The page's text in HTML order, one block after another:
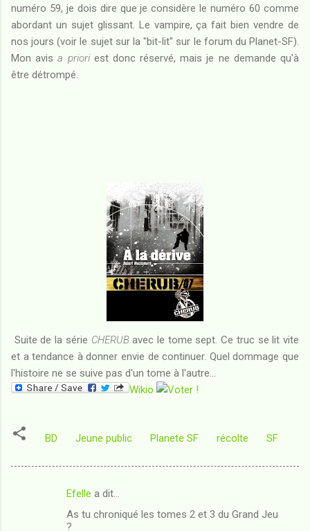
numéro 59, je dois dire que je considère le numéro 60 comme
abordant un sujet glissant. Le vampire, ça fait bien vendre de
nos jours (voir le sujet sur la "bit-lit" sur le forum du Planet-SF).
Mon avisa prioriest donc réservé, mais je ne demande qu'à
être détrompé.
Suite de la série CHERUBavec le tome sept. Ce truc se lit vite
et a tendance à donner envie de continuer. Quel dommage que
l'histoire ne se suive pas d'un tome à l'autre...
Wikio
BD Jeune public Planete SF récolte SF
Efelle a dit…
As tu chroniqué les tomes 2 et 3 du Grand Jeu
?